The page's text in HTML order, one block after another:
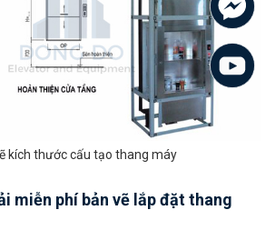
kích thước cấu tạo thang máy
miễn phí bản vẽ lắp đặt thang